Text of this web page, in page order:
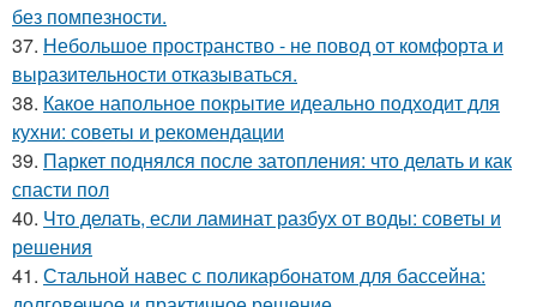
без помпезности.
37. Небольшое пространство - не повод от комфорта и
выразительности отказываться.
38. Какое напольное покрытие идеально подходит для
кухни: советы и рекомендации
39. Паркет поднялся после затопления: что делать и как
спасти пол
40. Что делать, если ламинат разбух от воды: советы и
решения
41. Стальной навес с поликарбонатом для бассейна: